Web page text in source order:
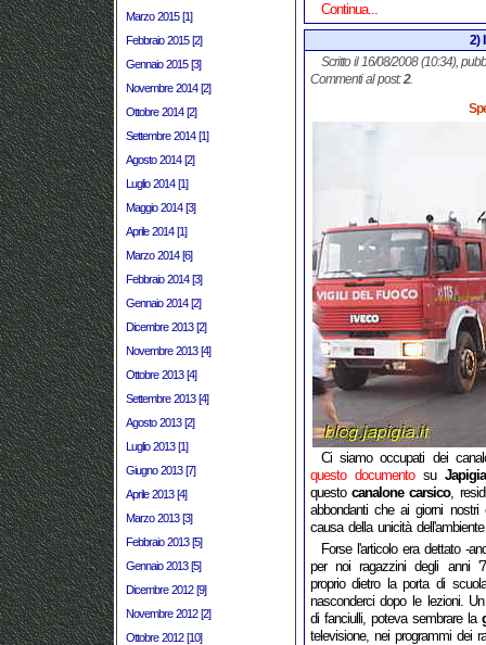
Marzo 2015 [1]
Febbraio 2015 [2]
Gennaio 2015 [3]
Novembre 2014 [2]
Ottobre 2014 [2]
Settembre 2014 [1]
Agosto 2014 [2]
Luglio 2014 [1]
Maggio 2014 [3]
Aprile 2014 [1]
Marzo 2014 [6]
Febbraio 2014 [3]
Gennaio 2014 [2]
Dicembre 2013 [2]
Novembre 2013 [4]
Ottobre 2013 [4]
Settembre 2013 [4]
Agosto 2013 [2]
Luglio 2013 [1]
Giugno 2013 [7]
Aprile 2013 [4]
Marzo 2013 [3]
Febbraio 2013 [5]
Gennaio 2013 [5]
Dicembre 2012 [9]
Novembre 2012 [2]
Ottobre 2012 [10]
Continua...
2)
Scritto il 16/08/2008 (10:34),
Commenti al post:2.
Ci siamo occupati dei
questo documentosu
questo canalone carsico,
abbondanti che ai giorni nostri
causa della unicità
Forse l'articolo era dettato -
per noi ragazzini degli anni
proprio dietro la porta di
nasconderci dopo le lezioni.
di fanciulli, poteva sembrare la
televisione, nei programmi dei